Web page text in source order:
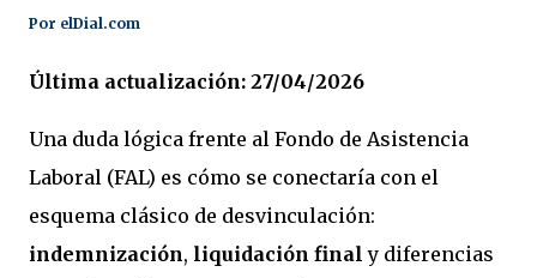
Por elDial.com
Última actualización: 27/04/2026
Una duda lógica frente al Fondo de Asistencia
Laboral (FAL) es cómo se conectaría con el
esquema clásico de desvinculación:
indemnización, liquidación final y diferencias